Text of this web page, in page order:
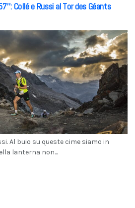
Collé e Russi al Tor des Géants
Al buio su queste cime siamo in
lanterna non...